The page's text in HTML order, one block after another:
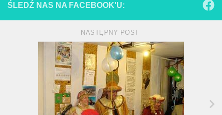
ŚLEDŹ NAS NA FACEBOOK'U:
NASTĘPNY POST